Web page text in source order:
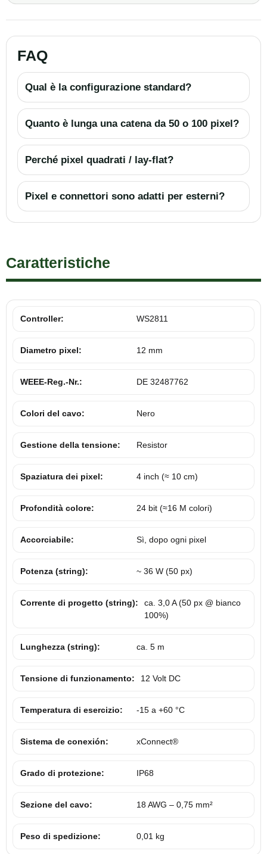
FAQ
Qual è la configurazione standard?
Quanto è lunga una catena da 50 o 100 pixel?
Perché pixel quadrati / lay-flat?
Pixel e connettori sono adatti per esterni?
Caratteristiche
Controller: WS2811
Diametro pixel: 12 mm
WEEE-Reg.-Nr.: DE 32487762
Colori del cavo: Nero
Gestione della tensione: Resistor
Spaziatura dei pixel: 4 inch (≈ 10 cm)
Profondità colore: 24 bit (≈16 M colori)
Accorciabile: Sì, dopo ogni pixel
Potenza (string): ~ 36 W (50 px)
Corrente di progetto (string):
ca. 3,0 A (50 px @ bianco
100%)
Lunghezza (string): ca. 5 m
Tensione di funzionamento: 12 Volt DC
Temperatura di esercizio: -15 a +60 °C
Sistema de conexión: xConnect®
Grado di protezione: IP68
Sezione del cavo: 18 AWG – 0,75 mm²
Peso di spedizione: 0,01 kg